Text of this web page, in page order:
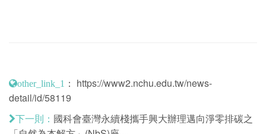
other_link_1 ： https://www2.nchu.edu.tw/news-
detail/id/58119
下一則： 國科會臺灣永續棧攜手興大辦理邁向淨零排碳之